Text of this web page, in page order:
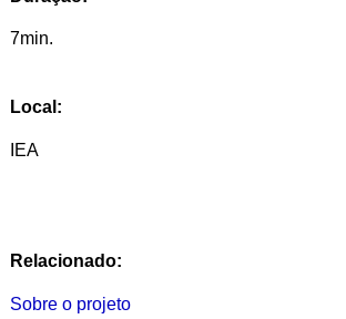
7min.
Local:
IEA
Relacionado:
Sobre o projeto